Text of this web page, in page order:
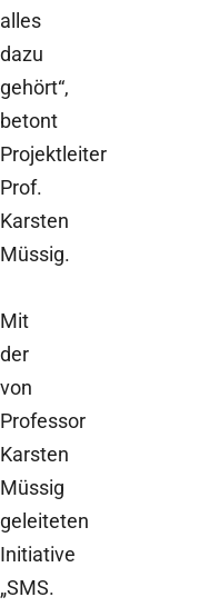
alles
dazu
gehört“,
betont
Projektleiter
Prof.
Karsten
Müssig.
Mit
der
von
Professor
Karsten
Müssig
geleiteten
Initiative
„SMS.